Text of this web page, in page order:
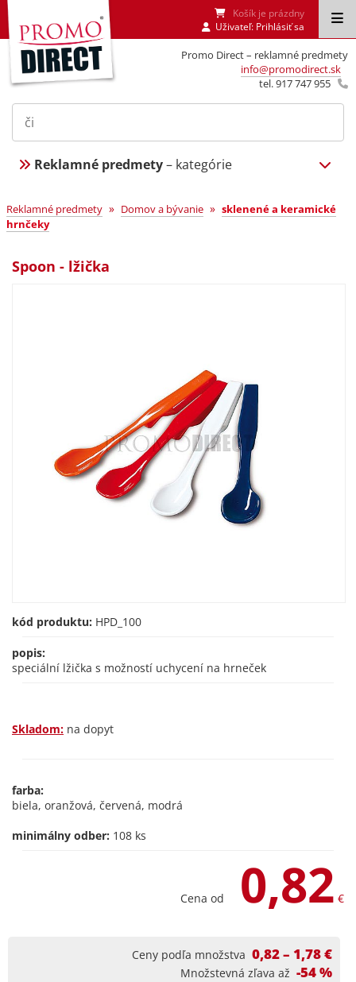
Promo Direct – reklamné predmety
info@promodirect.sk
tel. 917 747 955
Košík je prázdny
Uživateľ: Prihlásiť sa
Reklamné predmety– kategórie
Reklamné predmety » Domov a bývanie » sklenené a keramické
hrnčeky
Spoon - lžička
kód produktu: HPD_100
popis:
speciální lžička s možností uchycení na hrneček
Skladom: na dopyt
farba:
biela, oranžová, červená, modrá
minimálny odber: 108 ks
Cena od 0,82 €
Ceny podľa množstva 0,82 – 1,78 €
Množstevná zľava až -54 %